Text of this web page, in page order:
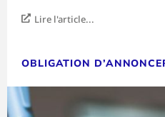
Lire l'article...
OBLIGATION